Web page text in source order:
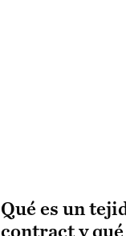
Qué es un
contract y